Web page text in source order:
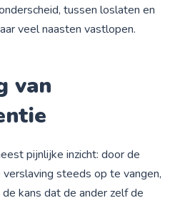
tussen loslaten en
veel naasten vastlopen.
van
pijnlijke inzicht: door de
steeds op te vangen,
kans dat de ander zelf de